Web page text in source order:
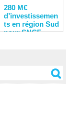
280 M€
d’investissemen
ts en région Sud
pour SNCF